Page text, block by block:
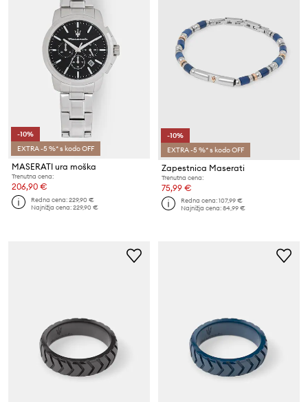
-10%
EXTRA -5 %* s kodo OFF
MASERATI ura moška
Trenutna cena:
206,90 €
Redna cena:229,90 €
Najnižja cena:229,90 €
-10%
EXTRA -5 %* s kodo OFF
Zapestnica Maserati
Trenutna cena:
75,99 €
Redna cena:107,99 €
Najnižja cena:84,99 €